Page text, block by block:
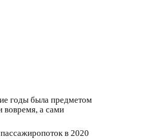
годы была предметом
вовремя, а сами
в 2020